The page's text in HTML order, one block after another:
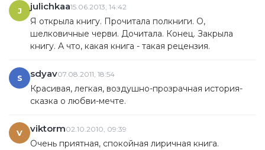
J julichkaa15.06.2013, 14:42
Я открыла книгу. Прочитала полкниги. О,
шелковичные черви. Дочитала. Конец. Закрыла
книгу. А что, какая книга - такая рецензия.
S sdyav07.08.2011, 18:54
Красивая, легкая, воздушно-прозрачная история-
сказка о любви-мечте.
V viktorm02.10.2010, 09:39
Очень приятная, спокойная лиричная книга.